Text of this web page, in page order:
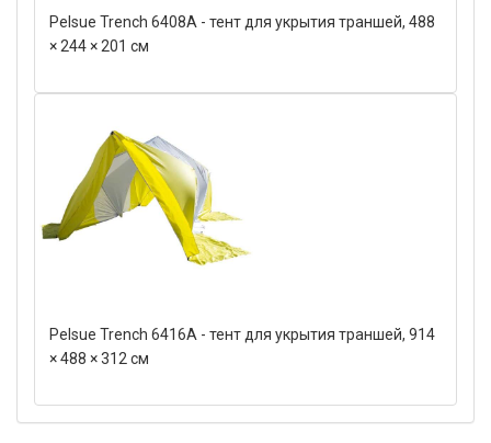
Pelsue Trench 6408A - тент для укрытия траншей, 488
× 244 × 201 см
Pelsue Trench 6416A - тент для укрытия траншей, 914
× 488 × 312 см